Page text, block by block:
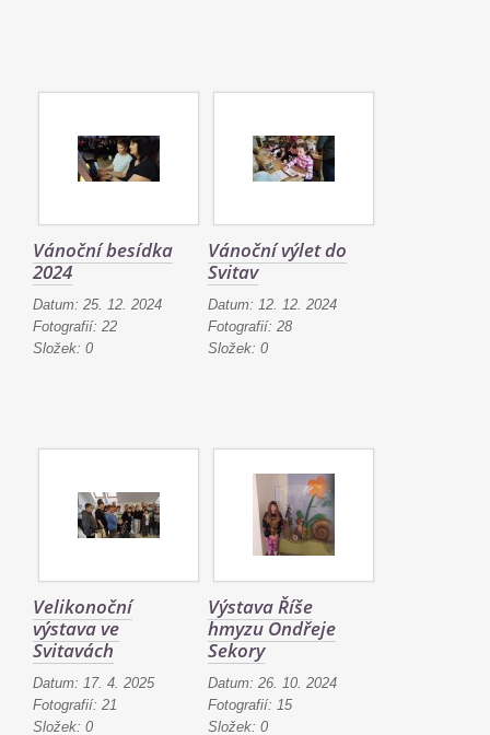
Vánoční besídka
2024
Datum: 25. 12. 2024
Fotografií: 22
Složek: 0
Vánoční výlet do
Svitav
Datum: 12. 12. 2024
Fotografií: 28
Složek: 0
Velikonoční
výstava ve
Svitavách
Datum: 17. 4. 2025
Fotografií: 21
Složek: 0
Výstava Říše
hmyzu Ondřeje
Sekory
Datum: 26. 10. 2024
Fotografií: 15
Složek: 0